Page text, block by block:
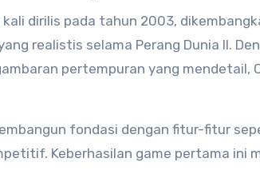
dirilis pada tahun 2003,
realistis selama Perang Dunia II.
pertempuran yang mendetail,
fondasi dengan fitur-fitur
Keberhasilan game pertama ini